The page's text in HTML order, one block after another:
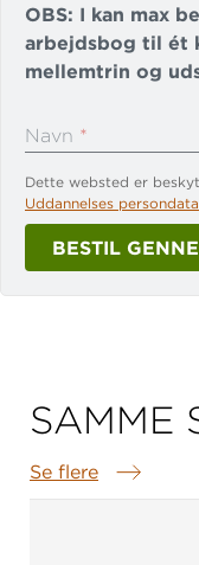
OBS: I kan max
arbejdsbog til ét
mellemtrin og
Navn *
Din skoles navn
Telefonnummer *
Dette websted er
Uddannelses
BESTIL
Vi bestiller den
SAMME
Se flere
Samme serie